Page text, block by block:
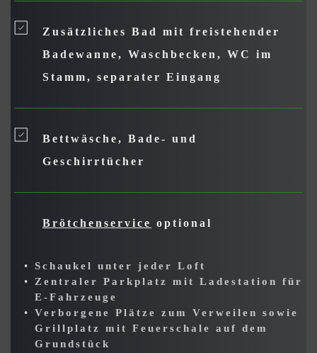
Zusätzliches Bad mit freistehender
Badewanne, Waschbecken, WC im
Stamm, separater Eingang
Bettwäsche, Bade- und
Geschirrtücher
Brötchenservice optional
Schaukel unter jeder Loft
Zentraler Parkplatz mit Ladestation für
E-Fahrzeuge
Verborgene Plätze zum Verweilen sowie
Grillplatz mit Feuerschale auf dem
Grundstück